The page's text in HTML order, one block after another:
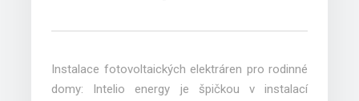
Instalace fotovoltaických elektráren pro rodinné
domy: Intelio energy je špičkou v instalací